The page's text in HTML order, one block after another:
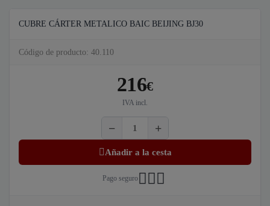
CUBRE CÁRTER METALICO BAIC BEIJING BJ30
Código de producto: 40.110
216€
IVA incl.
Añadir a la cesta
Pago seguro